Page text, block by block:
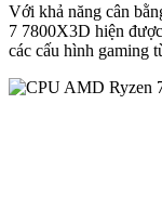
Với khả năng cân
7 7800X3D hiện
các cấu hình gaming